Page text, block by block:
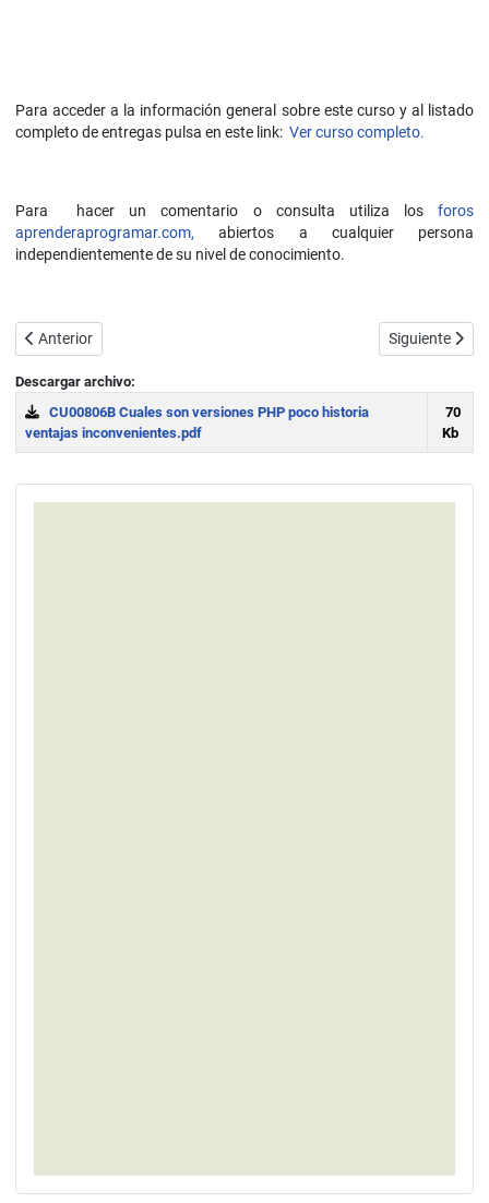
Para acceder a la información general sobre este curso y al listado
completo de entregas pulsa en este link: Ver curso completo.
Para hacer un comentario o consulta utiliza losforos
aprenderaprogramar.com, abiertos a cualquier persona
independientemente de su nivel de conocimiento.
Artículo anterior: Ventajas/inconvenientes: páginas estáticas/
Anterior Artículo
Siguiente
Descargar archivo:
CU00806B Cuales son versiones PHP poco historia
ventajas inconvenientes.pdf
70
Kb